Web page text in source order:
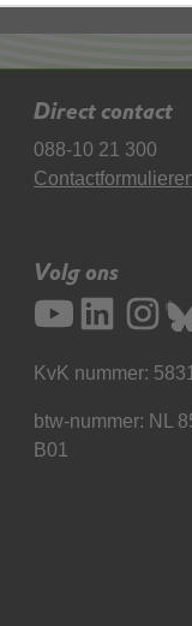
Direct contact
088-10 21 300
Volg ons
KvK nummer:
btw-nummer: NL
B01